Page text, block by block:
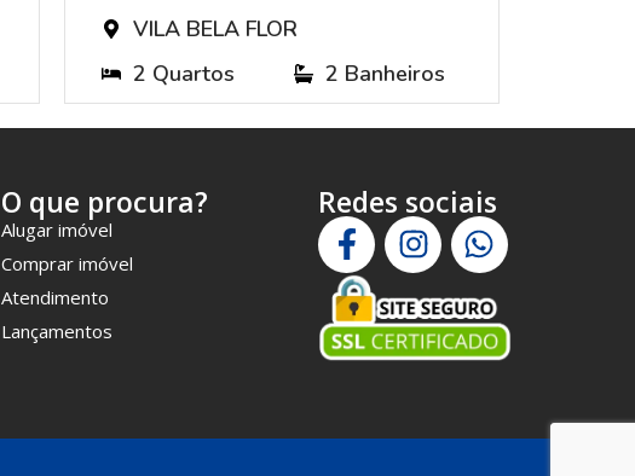
VILA BELA FLOR
2 Quartos
2 Banheiros
O que procura?
Alugar imóvel
Comprar imóvel
Atendimento
Lançamentos
Redes sociais